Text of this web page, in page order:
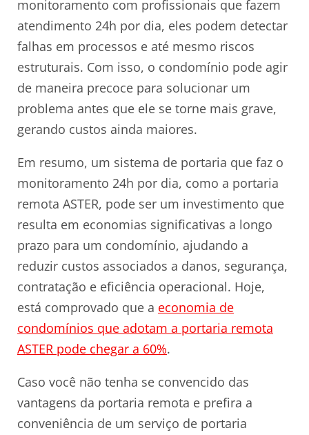
monitoramento com profissionais que fazem
atendimento 24h por dia, eles podem detectar
falhas em processos e até mesmo riscos
estruturais. Com isso, o condomínio pode agir
de maneira precoce para solucionar um
problema antes que ele se torne mais grave,
gerando custos ainda maiores.
Em resumo, um sistema de portaria que faz o
monitoramento 24h por dia, como a portaria
remota ASTER, pode ser um investimento que
resulta em economias significativas a longo
prazo para um condomínio, ajudando a
reduzir custos associados a danos, segurança,
contratação e eficiência operacional. Hoje,
está comprovado que a economia de
condomínios que adotam a portaria remota
ASTER pode chegar a 60%.
Caso você não tenha se convencido das
vantagens da portaria remota e prefira a
conveniência de um serviço de portaria